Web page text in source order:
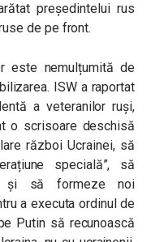
președintelui rus
de pe front.
este nemulțumită de
ISW a raportat
a veteranilor ruși,
o scrisoare deschisă
război Ucrainei, să
specială”, să
și să formeze noi
a executa ordinul de
Putin să recunoască